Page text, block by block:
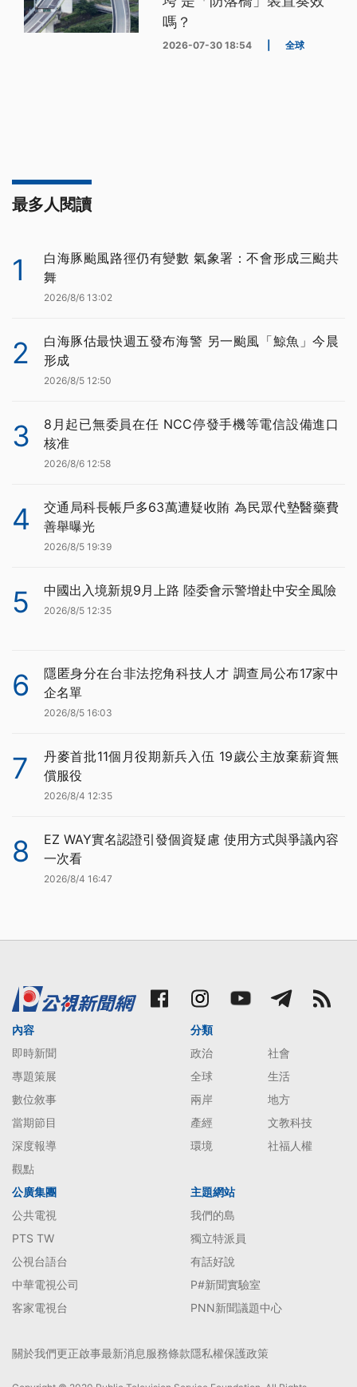
嗎？
2026-07-30 18:54 全球
最多人閱讀
1
白海豚颱風路徑仍有變數 氣象署：不會形成三颱共
舞
2026/8/6 13:02
2
白海豚估最快週五發布海警 另一颱風「鯨魚」今晨
形成
2026/8/5 12:50
3
8月起已無委員在任 NCC停發手機等電信設備進口
核准
2026/8/6 12:58
4
交通局科長帳戶多63萬遭疑收賄 為民眾代墊醫藥費
善舉曝光
2026/8/5 19:39
5 中國出入境新規9月上路 陸委會示警增赴中安全風險
2026/8/5 12:35
6
隱匿身分在台非法挖角科技人才 調查局公布17家中
企名單
2026/8/5 16:03
7
丹麥首批11個月役期新兵入伍 19歲公主放棄薪資無
償服役
2026/8/4 12:35
8
EZ WAY實名認證引發個資疑慮 使用方式與爭議內容
一次看
2026/8/4 16:47
內容
即時新聞
專題策展
數位敘事
當期節目
深度報導
觀點
分類
政治
社會
全球
生活
兩岸
地方
產經
文教科技
環境
社福人權
公廣集團
公共電視
PTS TW
公視台語台
中華電視公司
客家電視台
主題網站
我們的島
獨立特派員
有話好說
P#新聞實驗室
PNN新聞議題中心
關於我們更正啟事最新消息服務條款隱私權保護政策